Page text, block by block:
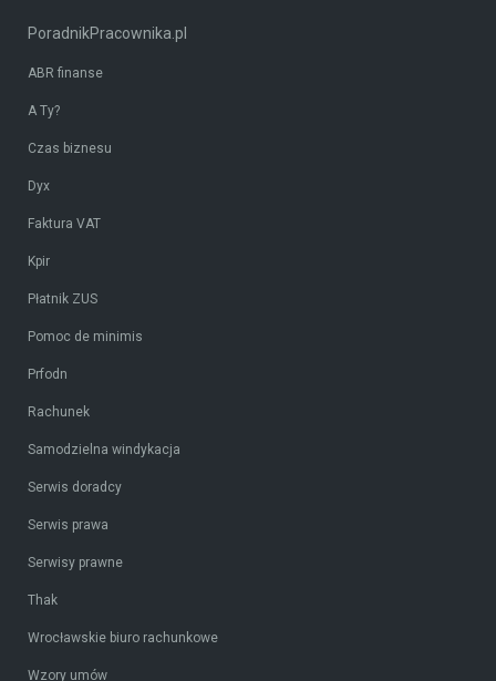
PoradnikPracownika.pl
ABR finanse
A Ty?
Czas biznesu
Dyx
Faktura VAT
Kpir
Płatnik ZUS
Pomoc de minimis
Prfodn
Rachunek
Samodzielna windykacja
Serwis doradcy
Serwis prawa
Serwisy prawne
Thak
Wrocławskie biuro rachunkowe
Wzory umów